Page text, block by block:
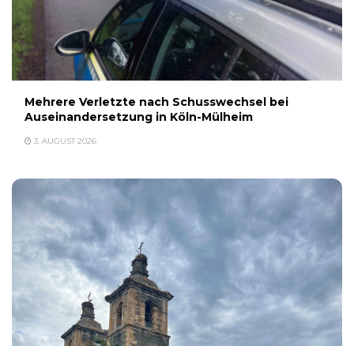
Mehrere Verletzte nach Schusswechsel bei
Auseinandersetzung in Köln-Mülheim
3. AUGUST 2026